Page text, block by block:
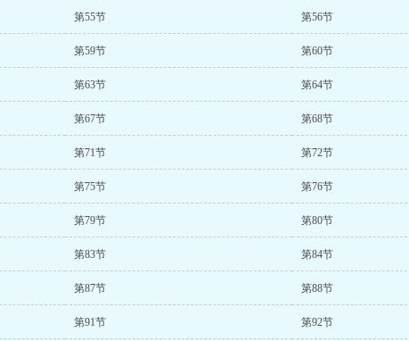
第55节 第56节
第59节 第60节
第63节 第64节
第67节 第68节
第71节 第72节
第75节 第76节
第79节 第80节
第83节 第84节
第87节 第88节
第91节 第92节